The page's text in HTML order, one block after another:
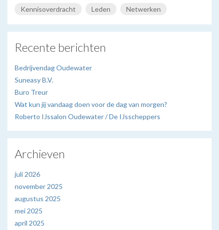
Kennisoverdracht
Leden Netwerken
Recente berichten
Bedrijvendag Oudewater
Suneasy B.V.
Buro Treur
Wat kun jij vandaag doen voor de dag van morgen?
Roberto IJssalon Oudewater / De IJsscheppers
Archieven
juli 2026
november 2025
augustus 2025
mei 2025
april 2025